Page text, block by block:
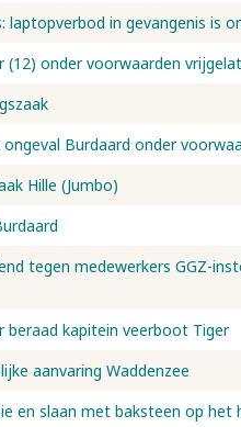
laptopverbod in gevangenis is
(12) onder voorwaarden
Burdaard onder
Hille (Jumbo)
tegen medewerkers GGZ-
beraad kapitein veerboot Tiger
aanvaring Waddenzee
en slaan met baksteen op het